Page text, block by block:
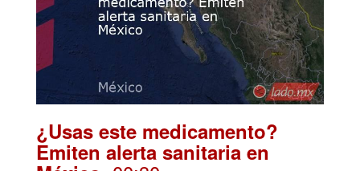
¿Usas este medicamento?
Emiten alerta sanitaria en